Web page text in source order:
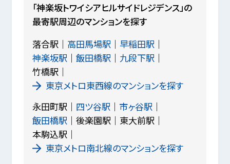
「神楽坂トワイシアヒルサイドレジデンス」の
最寄駅周辺のマンションを探す
落合駅
高田馬場駅
早稲田駅
神楽坂駅
飯田橋駅
九段下駅
竹橋駅
東京メトロ東西線のマンションを探す
永田町駅
四ツ谷駅
市ヶ谷駅
飯田橋駅
後楽園駅
東大前駅
本駒込駅
東京メトロ南北線のマンションを探す